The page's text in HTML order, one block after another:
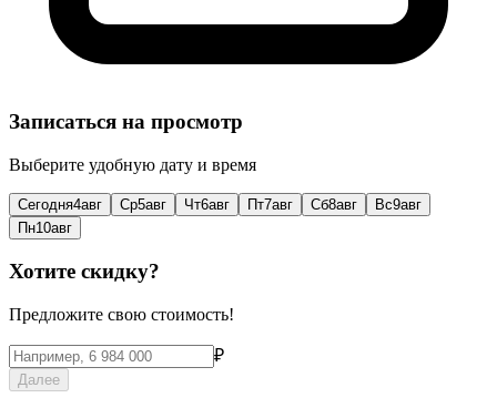
Записаться на просмотр
Выберите удобную дату и время
Сегодня4авг Ср5авг Чт6авг Пт7авг Сб8авг Вс9авг
Пн10авг
Хотите скидку?
Предложите свою стоимость!
₽
Далее